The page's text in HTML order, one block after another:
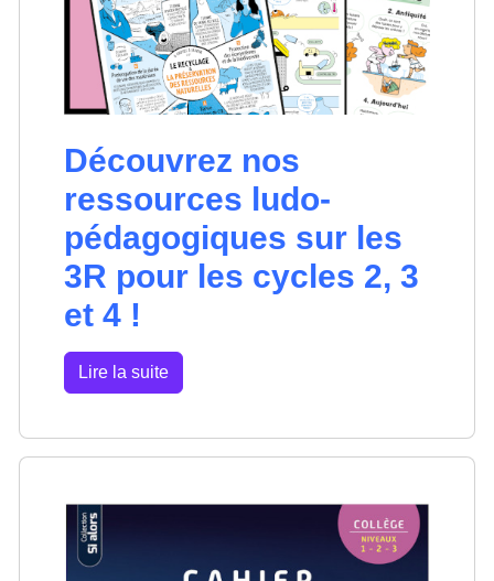
Découvrez nos
ressources ludo-
pédagogiques sur les
3R pour les cycles 2, 3
et 4 !
Lire la suite